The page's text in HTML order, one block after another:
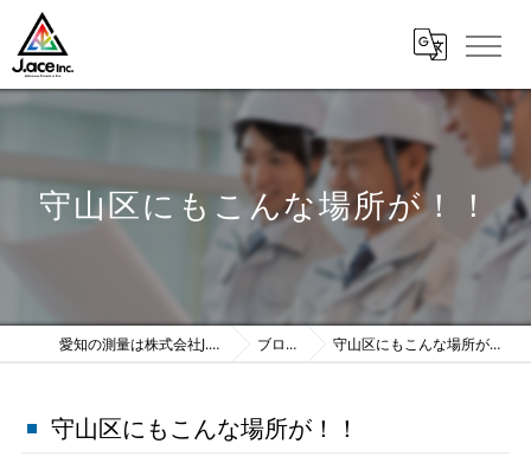
守山区にもこんな場所が！！
愛知の測量は株式会社J.ace ブログ 守山区にもこんな場所が！！
守山区にもこんな場所が！！